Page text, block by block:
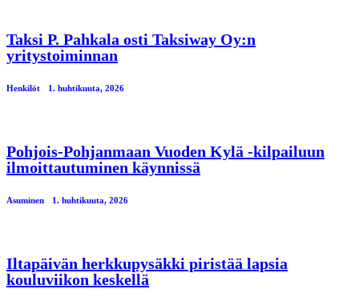
Taksi P. Pahkala osti Taksiway Oy:n
yritystoiminnan
Henkilöt 1. huhtikuuta, 2026
Pohjois-Pohjanmaan Vuoden Kylä -kilpailuun
ilmoittautuminen käynnissä
Asuminen 1. huhtikuuta, 2026
Iltapäivän herkkupysäkki piristää lapsia
kouluviikon keskellä